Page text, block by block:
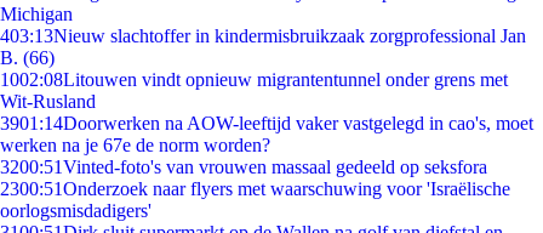
Michigan
403:13Nieuw slachtoffer in kindermisbruikzaak zorgprofessional Jan
B. (66)
1002:08Litouwen vindt opnieuw migrantentunnel onder grens met
Wit-Rusland
3901:14Doorwerken na AOW-leeftijd vaker vastgelegd in cao's, moet
werken na je 67e de norm worden?
3200:51Vinted-foto's van vrouwen massaal gedeeld op seksfora
2300:51Onderzoek naar flyers met waarschuwing voor 'Israëlische
oorlogsmisdadigers'